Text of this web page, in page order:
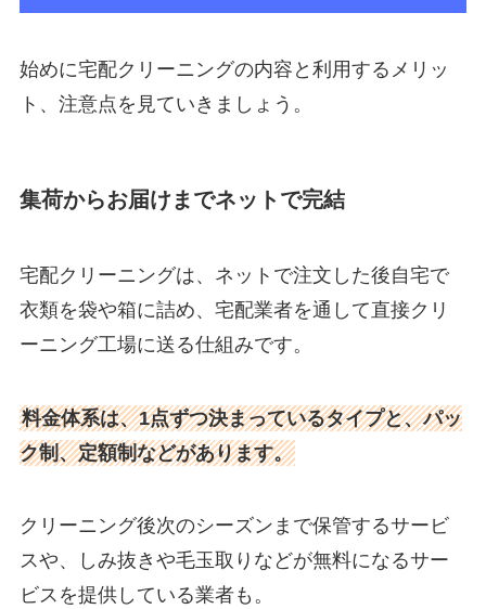
始めに宅配クリーニングの内容と利用するメリッ
ト、注意点を見ていきましょう。
集荷からお届けまでネットで完結
宅配クリーニングは、ネットで注文した後自宅で
衣類を袋や箱に詰め、宅配業者を通して直接クリ
ーニング工場に送る仕組みです。
料金体系は、1点ずつ決まっているタイプと、パッ
ク制、定額制などがあります。
クリーニング後次のシーズンまで保管するサービ
スや、しみ抜きや毛玉取りなどが無料になるサー
ビスを提供している業者も。